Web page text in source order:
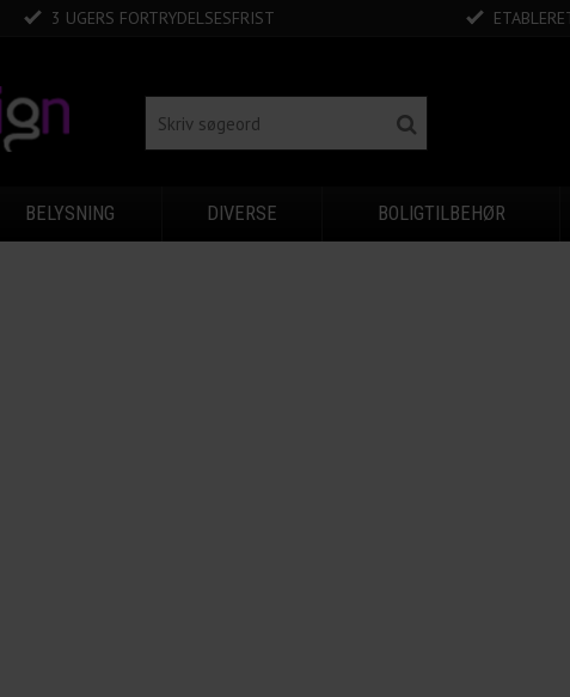
3 UGERS FORTRYDELSESFRIST
BELYSNING DIVERSE BOLIGTILBEHØR